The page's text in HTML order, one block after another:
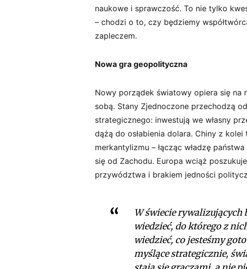
naukowe i sprawczość. To nie tylko
– chodzi o to, czy będziemy
zapleczem.
Nowa gra geopolityczna
Nowy porządek światowy opiera się
sobą. Stany Zjednoczone przechodzą
strategicznego: inwestują we własny
dążą do osłabienia dolara. Chiny z
merkantylizmu – łącząc władzę
się od Zachodu. Europa wciąż
przywództwa i brakiem jedności
W świecie
wiedzieć, do którego z
wiedzieć, co jesteśmy
myślące strategicznie,